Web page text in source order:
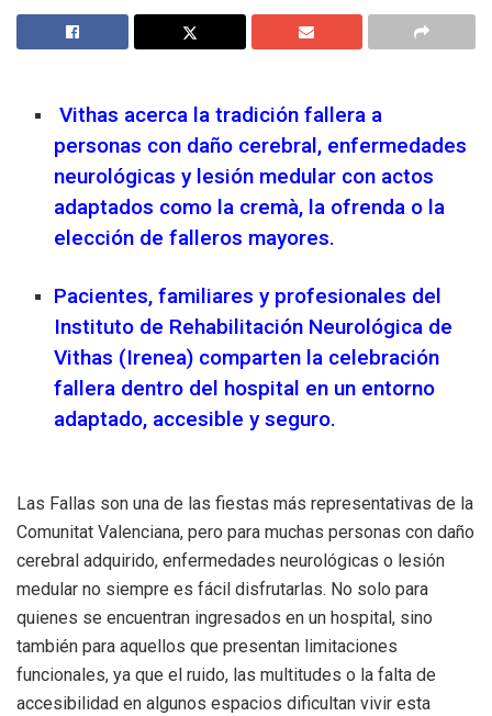
Vithas acerca la tradición fallera a
personas con daño cerebral, enfermedades
neurológicas y lesión medular con actos
adaptados como la cremà, la ofrenda o la
elección de falleros mayores.
Pacientes, familiares y profesionales del
Instituto de Rehabilitación Neurológica de
Vithas (Irenea) comparten la celebración
fallera dentro del hospital en un entorno
adaptado, accesible y seguro.
Las Fallas son una de las fiestas más representativas de la
Comunitat Valenciana, pero para muchas personas con daño
cerebral adquirido, enfermedades neurológicas o lesión
medular no siempre es fácil disfrutarlas. No solo para
quienes se encuentran ingresados en un hospital, sino
también para aquellos que presentan limitaciones
funcionales, ya que el ruido, las multitudes o la falta de
accesibilidad en algunos espacios dificultan vivir esta